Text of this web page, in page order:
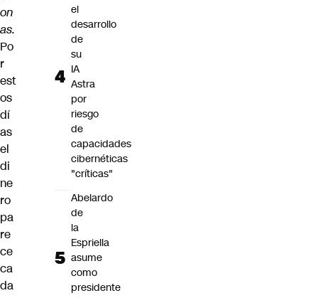
on
as.
Po
r
est
os
dí
as
el
di
ne
ro
pa
re
ce
ca
da
el
desarrollo
de
su
IA
Astra
por
riesgo
de
capacidades
cibernéticas
"críticas"
Abelardo
de
la
Espriella
asume
como
presidente